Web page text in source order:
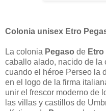
Colonia unisex Etro
La colonia Pegaso de Etro
caballo alado, nacido de la
cuando el héroe Perseo la
en el logo de la firma
unir el frescor moderno de
las villas y castillos de